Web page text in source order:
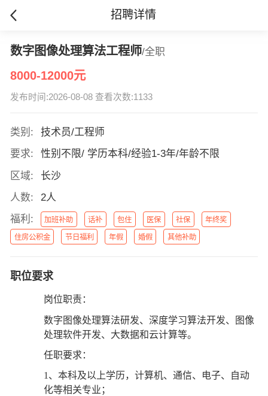
招聘详情
数字图像处理算法工程师/全职
8000-12000元
发布时间:2026-08-08 查看次数:1133
类别:
技术员/工程师
要求:
性别不限/ 学历本科/经验1-3年/年龄不限
区域:
长沙
人数:
2人
福利:
加班补助 话补 包住 医保 社保 年终奖
住房公积金 节日福利 年假 婚假 其他补助
职位要求
岗位职责：
数字图像处理算法研发、深度学习算法开发、图像
处理软件开发、大数据和云计算等。
任职要求：
1、本科及以上学历，计算机、通信、电子、自动
化等相关专业；